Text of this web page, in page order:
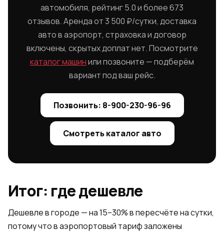
автомобиля, рейтинг 5.0 и более 673
отзывов. Аренда от 3 500 ₽/сутки, доставка
авто в аэропорт, страховка и договор
включены, скрытых доплат нет. Посмотрите
каталог машинили позвоните — подберём
вариант под ваш рейс.
Позвонить: 8-900-230-96-96
Смотреть каталог авто
Итог: где дешевле
Дешевле в городе — на 15–30% в пересчёте на сутки,
потому что в аэропортовый тариф заложены